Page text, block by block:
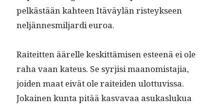
pelkästään kah­teen Itäväylän risteyk­seen
neljän­nesmil­jar­di euroa.
Raiteit­ten äärelle keskit­tämisen esteenä ei ole
raha vaan kateus. Se syr­jisi maan­omis­ta­jia,
joiden maat eivät ole raitei­den ulot­tuvis­sa.
Jokainen kun­ta pitää kas­vavaa asukaslukua